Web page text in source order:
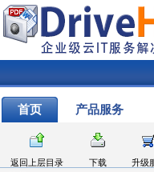
首页 产品服务
返回上层目录 下载
升级